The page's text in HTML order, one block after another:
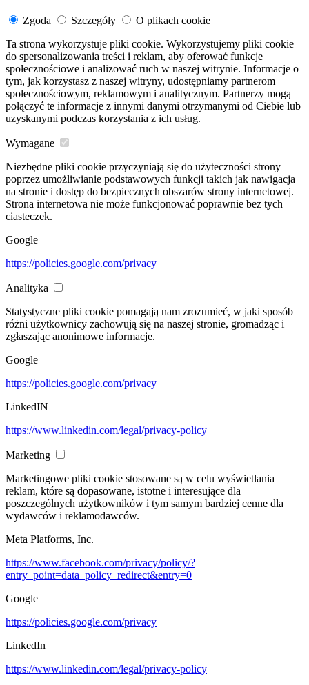
Zgoda Szczegóły
O plikach cookie
Ta strona wykorzystuje pliki cookie. Wykorzystujemy pliki cookie
do spersonalizowania treści i reklam, aby oferować funkcje
społecznościowe i analizować ruch w naszej witrynie. Informacje o
tym, jak korzystasz z naszej witryny, udostępniamy partnerom
społecznościowym, reklamowym i analitycznym. Partnerzy mogą
połączyć te informacje z innymi danymi otrzymanymi od Ciebie lub
uzyskanymi podczas korzystania z ich usług.
Wymagane
Niezbędne pliki cookie przyczyniają się do użyteczności strony
poprzez umożliwianie podstawowych funkcji takich jak nawigacja
na stronie i dostęp do bezpiecznych obszarów strony internetowej.
Strona internetowa nie może funkcjonować poprawnie bez tych
ciasteczek.
Google
https://policies.google.com/privacy
Analityka
Statystyczne pliki cookie pomagają nam zrozumieć, w jaki sposób
różni użytkownicy zachowują się na naszej stronie, gromadząc i
zgłaszając anonimowe informacje.
Google
https://policies.google.com/privacy
LinkedIN
https://www.linkedin.com/legal/privacy-policy
Marketing
Marketingowe pliki cookie stosowane są w celu wyświetlania
reklam, które są dopasowane, istotne i interesujące dla
poszczególnych użytkowników i tym samym bardziej cenne dla
wydawców i reklamodawców.
Meta Platforms, Inc.
https://www.facebook.com/privacy/policy/?
entry_point=data_policy_redirect&entry=0
Google
https://policies.google.com/privacy
LinkedIn
https://www.linkedin.com/legal/privacy-policy